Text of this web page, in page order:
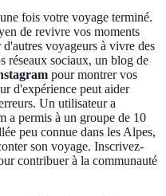
fois votre voyage terminé.
de revivre vos moments
voyageurs à vivre des
réseaux sociaux, un blog de
pour montrer vos
d'expérience peut aider
Un utilisateur a
a permis à un groupe de 10
peu connue dans les Alpes,
son voyage. Inscrivez-
contribuer à la communauté